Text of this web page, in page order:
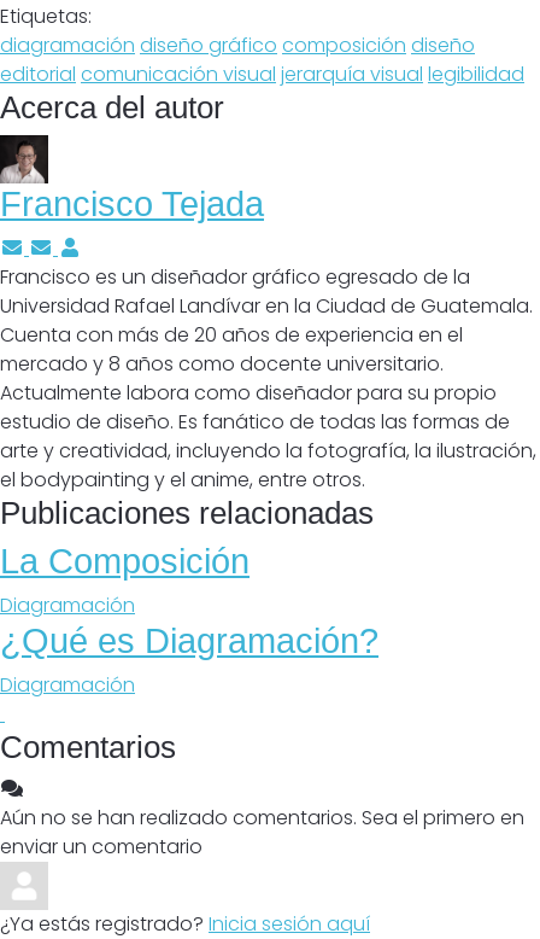
Etiquetas:
diagramación diseño gráfico composición diseño
editorial comunicación visual jerarquía visual legibilidad
Acerca del autor
Francisco Tejada
Suscríbete a las actualizaciones del autor
Cancelar suscripción a actualizaciones del autor
Francisco es un diseñador gráfico egresado de la
Universidad Rafael Landívar en la Ciudad de Guatemala.
Cuenta con más de 20 años de experiencia en el
mercado y 8 años como docente universitario.
Actualmente labora como diseñador para su propio
estudio de diseño. Es fanático de todas las formas de
arte y creatividad, incluyendo la fotografía, la ilustración,
el bodypainting y el anime, entre otros.
Publicaciones relacionadas
La Composición
Diagramación
¿Qué es Diagramación?
Diagramación
Comentarios
Aún no se han realizado comentarios. Sea el primero en
enviar un comentario
¿Ya estás registrado? Inicia sesión aquí